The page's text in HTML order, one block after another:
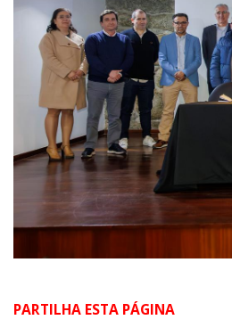
PARTILHA ESTA PÁGINA